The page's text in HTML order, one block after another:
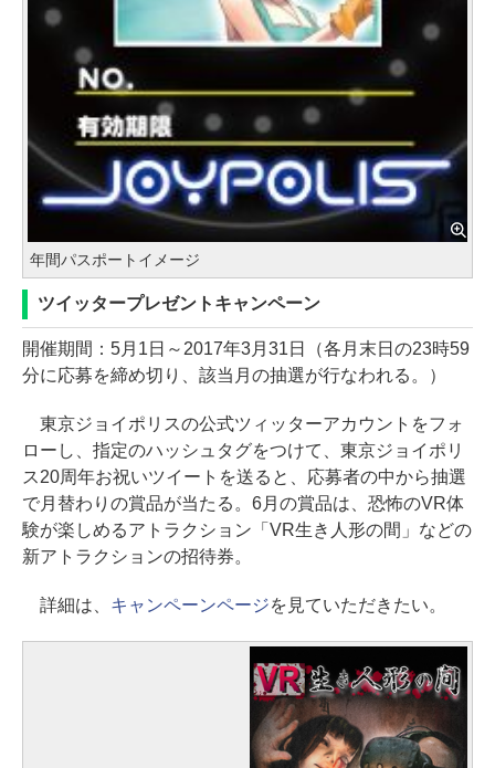
年間パスポートイメージ
ツイッタープレゼントキャンペーン
開催期間：5月1日～2017年3月31日（各月末日の23時59
分に応募を締め切り、該当月の抽選が行なわれる。）
東京ジョイポリスの公式ツィッターアカウントをフォ
ローし、指定のハッシュタグをつけて、東京ジョイポリ
ス20周年お祝いツイートを送ると、応募者の中から抽選
で月替わりの賞品が当たる。6月の賞品は、恐怖のVR体
験が楽しめるアトラクション「VR生き人形の間」などの
新アトラクションの招待券。
詳細は、 キャンペーンページを見ていただきたい。